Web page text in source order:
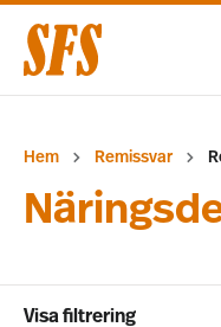
Hem Remissvar
Visa filtrering